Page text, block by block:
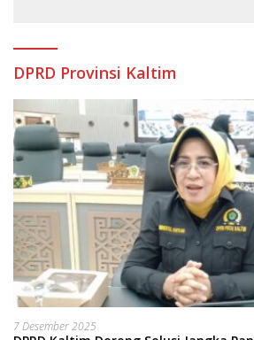
DPRD Provinsi Kaltim
7 Desember 2025